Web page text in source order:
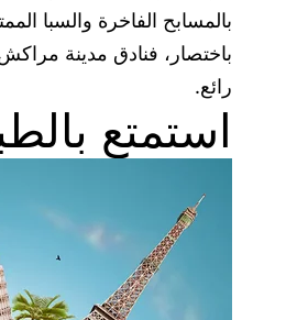
بالمسابح الفاخرة والسبا
باختصار، فنادق مدينة
رائع.
استمتع